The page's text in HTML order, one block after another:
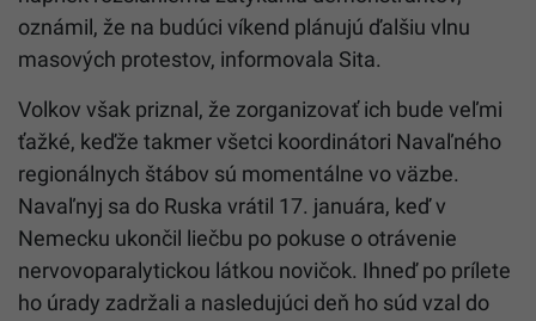
oznámil, že na budúci víkend plánujú ďalšiu vlnu
masových protestov, informovala Sita.
Volkov však priznal, že zorganizovať ich bude veľmi
ťažké, keďže takmer všetci koordinátori Navaľného
regionálnych štábov sú momentálne vo väzbe.
Navaľnyj sa do Ruska vrátil 17. januára, keď v
Nemecku ukončil liečbu po pokuse o otrávenie
nervovoparalytickou látkou novičok. Ihneď po prílete
ho úrady zadržali a nasledujúci deň ho súd vzal do